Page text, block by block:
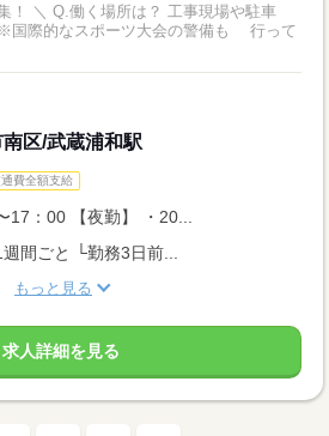
現場や駐車
区/武蔵浦和駅
費全額支給
17：00 【夜勤】 ・20...
間ごと └勤務3日前...
もっと見る
求人詳細を見る